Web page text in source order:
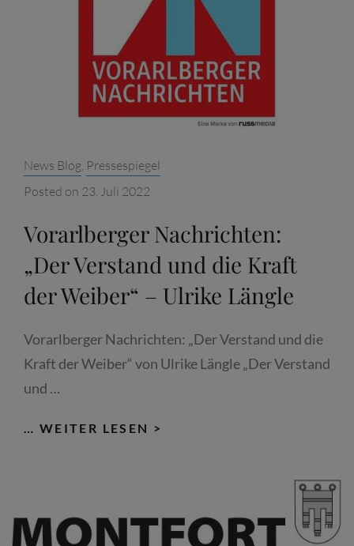
BAYERNS“
Categories:
News Blog Pressespiegel
Posted on 23. Juli 2022
Vorarlberger Nachrichten:
„Der Verstand und die Kraft
der Weiber“ – Ulrike Längle
Vorarlberger Nachrichten: „Der Verstand und die
Kraft der Weiber“ von Ulrike Längle „Der Verstand
und …
… WEITER LESEN >
UND
DIE